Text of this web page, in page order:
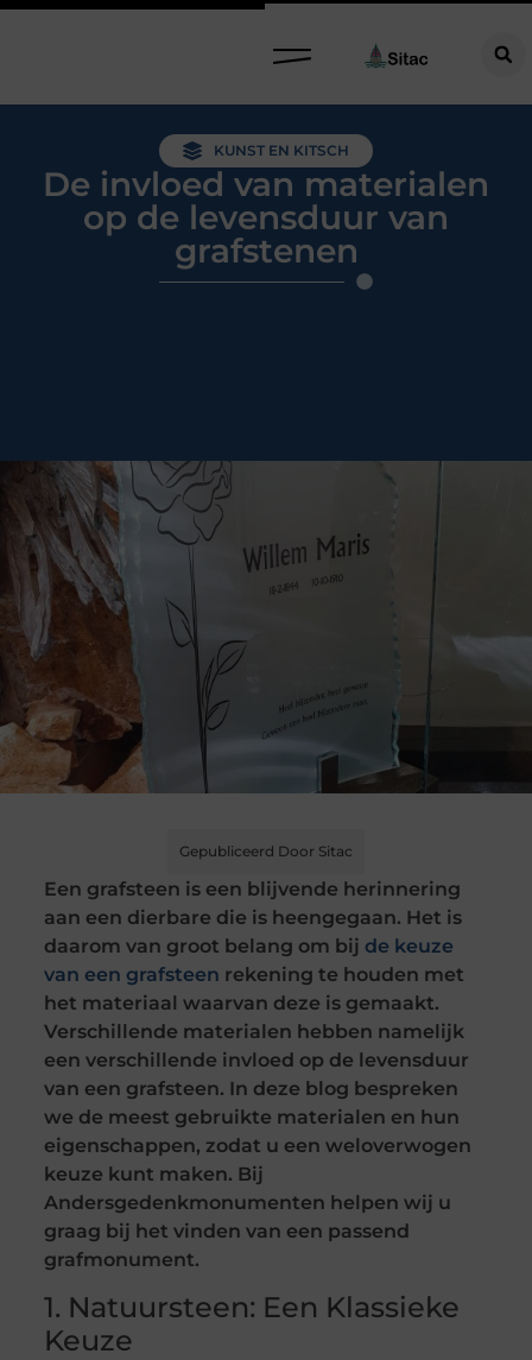
KUNST EN KITSCH
De invloed van materialen
op de levensduur van
grafstenen
Gepubliceerd Door Sitac
Een grafsteen is een blijvende herinnering
aan een dierbare die is heengegaan. Het is
daarom van groot belang om bij de keuze
van een grafsteen rekening te houden met
het materiaal waarvan deze is gemaakt.
Verschillende materialen hebben namelijk
een verschillende invloed op de levensduur
van een grafsteen. In deze blog bespreken
we de meest gebruikte materialen en hun
eigenschappen, zodat u een weloverwogen
keuze kunt maken. Bij
Andersgedenkmonumenten helpen wij u
graag bij het vinden van een passend
grafmonument.
1. Natuursteen: Een Klassieke
Keuze